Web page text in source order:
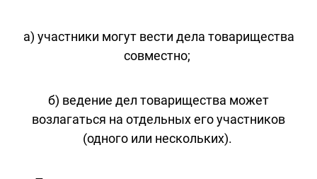
а) участники могут вести дела товарищества
совместно;
б) ведение дел товарищества может
возлагаться на отдельных его участников
(одного или нескольких).